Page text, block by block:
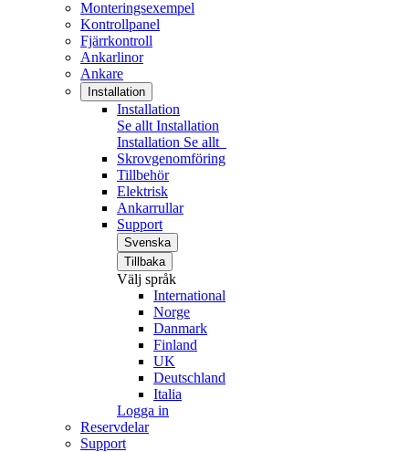
Monteringsexempel
Kontrollpanel
Fjärrkontroll
Ankarlinor
Ankare
Installation
Installation
Se allt Installation
Installation Se allt
Skrovgenomföring
Tillbehör
Elektrisk
Ankarrullar
Support
Svenska
Tillbaka
Välj språk
International
Norge
Danmark
Finland
UK
Deutschland
Italia
Logga in
Reservdelar
Support